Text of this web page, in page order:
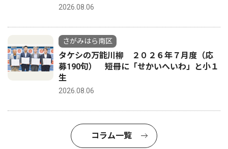
2026.08.06
さがみはら南区
タケシの万能川柳 ２０２６年７月度（応
募190句） 短冊に「せかいへいわ」と小１
生
2026.08.06
コラム一覧